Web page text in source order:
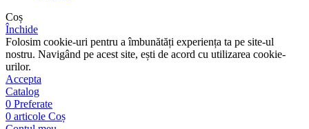
Coș
Închide
Folosim cookie-uri pentru a îmbunătăți experiența ta pe site-ul
nostru. Navigând pe acest site, ești de acord cu utilizarea cookie-
urilor.
Accepta
Catalog
0 Preferate
0 articole Coș